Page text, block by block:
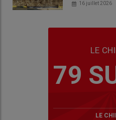
16 juillet 2026
LE
79
LE